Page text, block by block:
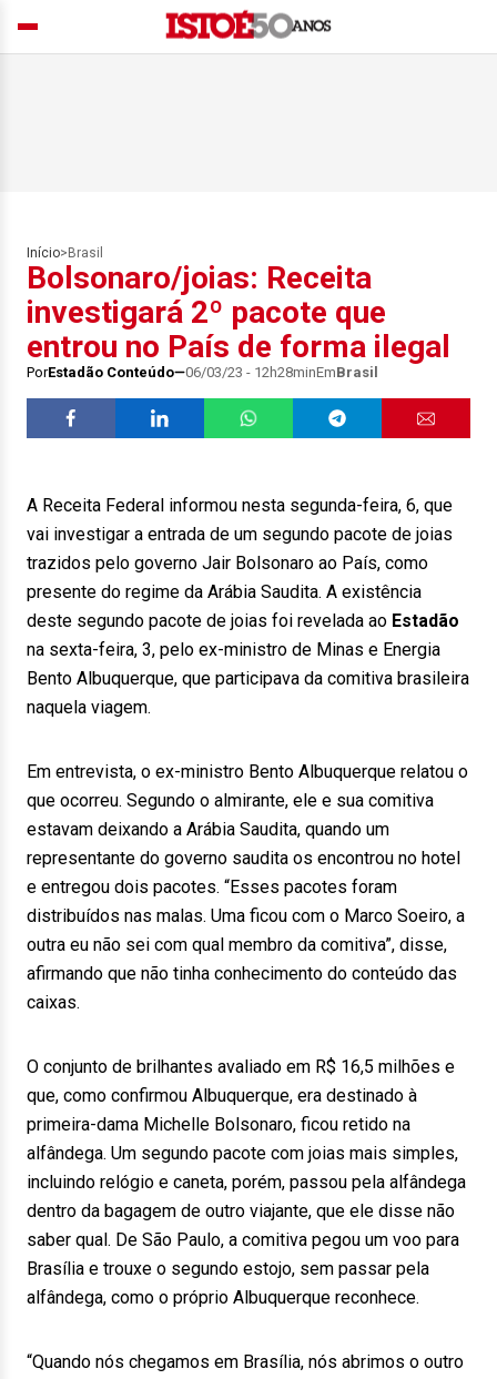
Início> Brasil
Bolsonaro/joias: Receita
investigará 2º pacote que
entrou no País de forma ilegal
PorEstadão Conteúdo 06/03/23 - 12h28minEmBrasil
A Receita Federal informou nesta segunda-feira, 6, que
vai investigar a entrada de um segundo pacote de joias
trazidos pelo governo Jair Bolsonaro ao País, como
presente do regime da Arábia Saudita. A existência
deste segundo pacote de joias foi revelada ao Estadão
na sexta-feira, 3, pelo ex-ministro de Minas e Energia
Bento Albuquerque, que participava da comitiva brasileira
naquela viagem.
Em entrevista, o ex-ministro Bento Albuquerque relatou o
que ocorreu. Segundo o almirante, ele e sua comitiva
estavam deixando a Arábia Saudita, quando um
representante do governo saudita os encontrou no hotel
e entregou dois pacotes. “Esses pacotes foram
distribuídos nas malas. Uma ficou com o Marco Soeiro, a
outra eu não sei com qual membro da comitiva”, disse,
afirmando que não tinha conhecimento do conteúdo das
caixas.
O conjunto de brilhantes avaliado em R$ 16,5 milhões e
que, como confirmou Albuquerque, era destinado à
primeira-dama Michelle Bolsonaro, ficou retido na
alfândega. Um segundo pacote com joias mais simples,
incluindo relógio e caneta, porém, passou pela alfândega
dentro da bagagem de outro viajante, que ele disse não
saber qual. De São Paulo, a comitiva pegou um voo para
Brasília e trouxe o segundo estojo, sem passar pela
alfândega, como o próprio Albuquerque reconhece.
“Quando nós chegamos em Brasília, nós abrimos o outro